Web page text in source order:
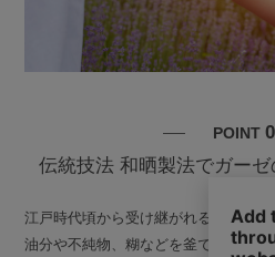
POINT
伝統技法 和晒製法でガーゼ
江戸時代頃から受け継がれる伝統的な
油分や不純物、糊などを釜でゆっくり